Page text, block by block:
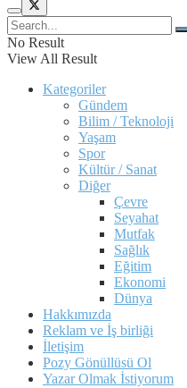
No Result
View All Result
Kategoriler
Gündem
Bilim / Teknoloji
Yaşam
Spor
Kültür / Sanat
Diğer
Çevre
Seyahat
Mutfak
Sağlık
Eğitim
Ekonomi
Dünya
Hakkımızda
Reklam ve İş birliği
İletişim
Pozy Gönüllüsü Ol
Yazar Olmak İstiyorum